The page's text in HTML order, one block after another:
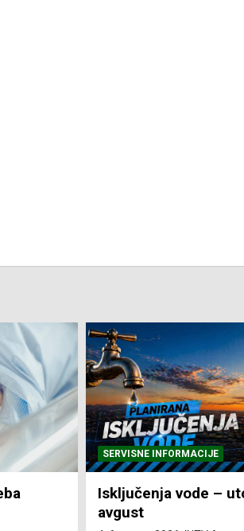
4.
SERVISNE INFORMACIJE
Isključenja el.
4. avgust